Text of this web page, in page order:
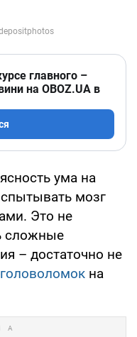
главного –
на OBOZ.UA в
ума на
мозг
Это не
сложные
– достаточно не
на